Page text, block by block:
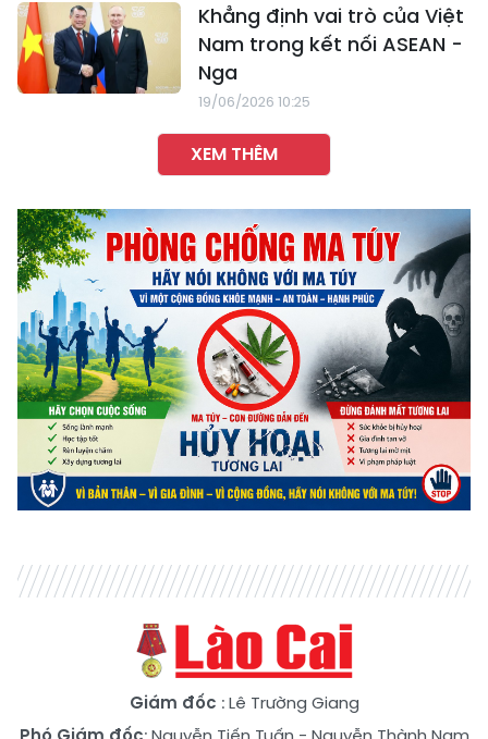
Khẳng định vai trò của Việt
Nam trong kết nối ASEAN -
Nga
19/06/2026 10:25
XEM THÊM
Giám đốc : Lê Trường Giang